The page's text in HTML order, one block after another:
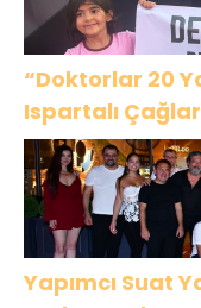
“Doktorlar 20
Ispartalı
Buluşması
Yapımcı Suat